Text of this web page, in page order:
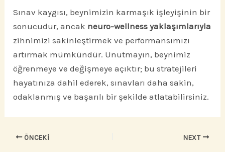
Sınav kaygısı, beynimizin karmaşık işleyişinin bir
sonucudur, ancak neuro-wellness yaklaşımlarıyla
zihnimizi sakinleştirmek ve performansımızı
artırmak mümkündür. Unutmayın, beynimiz
öğrenmeye ve değişmeye açıktır; bu stratejileri
hayatınıza dahil ederek, sınavları daha sakin,
odaklanmış ve başarılı bir şekilde atlatabilirsiniz.
ÖNCEKI NEXT